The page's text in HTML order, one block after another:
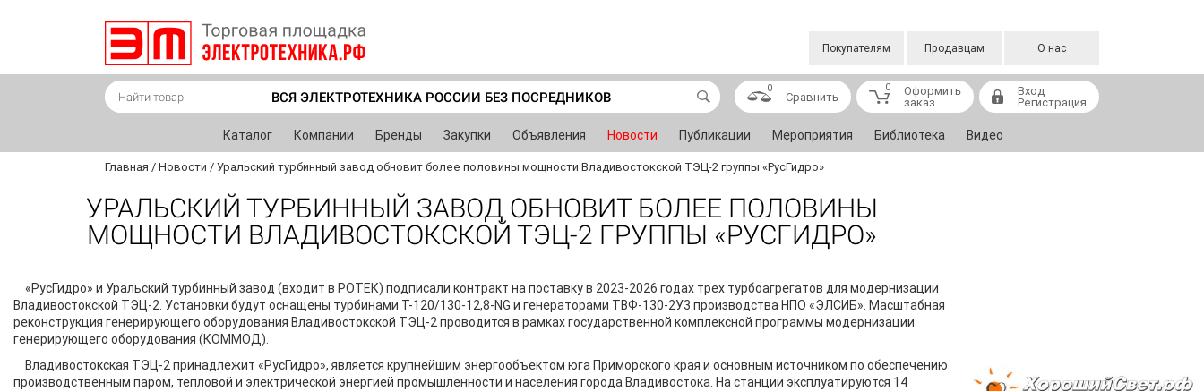
Покупателям Продавцам О нас
ВСЯ ЭЛЕКТРОТЕХНИКА РОССИИ БЕЗ ПОСРЕДНИКОВ
0
Сравнить
0
Оформить
заказ
Вход
Регистрация
Каталог Компании Бренды Закупки Объявления Новости Публикации Мероприятия Библиотека Видео
Главная / Новости / Уральский турбинный завод обновит более половины мощности Владивостокской ТЭЦ-2 группы «РусГидро»
УРАЛЬСКИЙ ТУРБИННЫЙ ЗАВОД ОБНОВИТ БОЛЕЕ ПОЛОВИНЫ
МОЩНОСТИ ВЛАДИВОСТОКСКОЙ ТЭЦ-2 ГРУППЫ «РУСГИДРО»
«РусГидро» и Уральский турбинный завод (входит в РОТЕК) подписали контракт на поставку в 2023-2026 годах трех турбоагрегатов для модернизации
Владивостокской ТЭЦ-2. Установки будут оснащены турбинами Т-120/130-12,8-NG и генераторами ТВФ-130-2У3 производства НПО «ЭЛСИБ». Масштабная
реконструкция генерирующего оборудования Владивостокской ТЭЦ-2 проводится в рамках государственной комплексной программы модернизации
генерирующего оборудования (КОММОД).
Владивостокская ТЭЦ-2 принадлежит «РусГидро», является крупнейшим энергообъектом юга Приморского края и основным источником по обеспечению
производственным паром, тепловой и электрической энергией промышленности и населения города Владивостока. На станции эксплуатируются 14